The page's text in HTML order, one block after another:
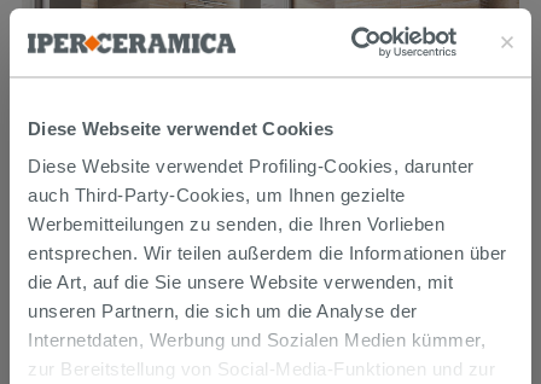
Diese Webseite verwendet Cookies
Diese Website verwendet Profiling-Cookies, darunter
auch Third-Party-Cookies, um Ihnen gezielte
Werbemitteilungen zu senden, die Ihren Vorlieben
entsprechen. Wir teilen außerdem die Informationen über
die Art, auf die Sie unsere Website verwenden, mit
unseren Partnern, die sich um die Analyse der
Internetdaten, Werbung und Sozialen Medien kümmer,
zur Bereitstellung von Social-Media-Funktionen und zur
Fliese Pietra Del Sud Beige 30,8X61,5 8mm Feinsteinzeug
Steinoptik